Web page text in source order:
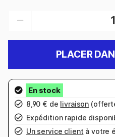
PLACER
8,90 € de livraison
Expédition rapide
Un service client à votre